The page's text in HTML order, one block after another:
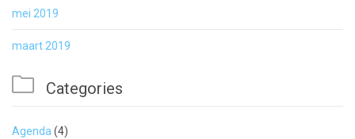
mei 2019
maart 2019
 Categories
Agenda (4)